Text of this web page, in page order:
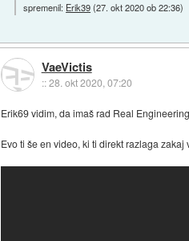
spremenil: Erik39(27. okt 2020 ob 22:36)
VaeVictis
::28. okt 2020, 07:20
Erik69 vidim, da imaš rad Real
Evo ti še en video, ki ti direkt razlaga zakaj